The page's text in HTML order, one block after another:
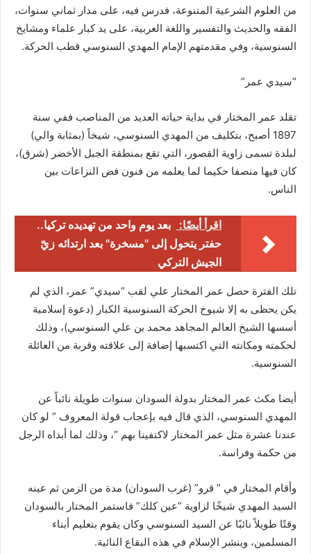
من العلوم الشرعية المتنوعة، فدرس فيه، على مدار ثماني سنوات،
الفقه والحديث والتفسير واللغة العربية، على يد كبار علماء ومشايخ
السنوسية، وفي مقدمتهم الإمام المهدي السنوسي قطب الحركة.
“سيدي عمر”
تقلد عمر المختار في بداية حياته العديد من المناصب ففي سنة
1897 أصبح، بتكليف من المهدي السنوسي، شيخاً (بمثابة والي)
لبلدة تسمى زاوية القصور، التي تقع بمنطقة الجبل الأخضر (شرق)،
كان فيها منصفا حكيما لما يعلمه من فنون فض النزاعات بين
الناس.
اقرأ أيضًا:
بعد يوم واحد من تهديده تركيا..
حفتر يتحول إلى "مسخرة" بعد ارتدائه زيّ
الجيش التركي
تلك الفترة حصل عمر المختار علي لقب “سيدي” عمر، الذي لم
يكن يحظى به إلا شيوخ الحركة السنوسية الكبار (دعوة إسلامية
أسسها الشيخ العالم المجاهد محمد بن علي السنوسي)، وذلك
لحكمته ومكانته التي اكتسبها إضافة إلى علاقته وقربة من العائلة
السنوسية.
أيضا مكث عمر المختار بدولة السودان سنوات طويلة نائباً عن
المهدي السنوسي، الذي قال فيه بإعجاب قولة المعروف ” لو كان
عندنا عشرة مثل عمر المختار لاكتفينا بهم “، وذلك لما أبداه الرجل
من حكمة وفراسة.
وأقام المختار في ” قرو” (غرب السودان) مدة من الزمن ثم عينه
السيد المهدي شيخًا لزاوية “عين كلك” فاستمر المختار بالسودان
وقتًا طويلاً نائبًا عن السيد السنوسي وكان يقوم بتعليم أبناء
المسلمين، وينشر الإسلام في هذه البقاع النائية.